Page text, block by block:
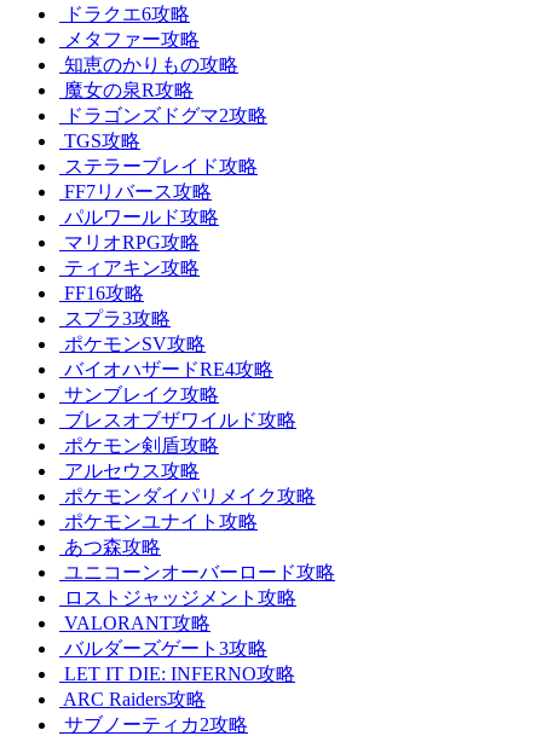
ドラクエ6攻略
メタファー攻略
知恵のかりもの攻略
魔女の泉R攻略
ドラゴンズドグマ2攻略
TGS攻略
ステラーブレイド攻略
FF7リバース攻略
パルワールド攻略
マリオRPG攻略
ティアキン攻略
FF16攻略
スプラ3攻略
ポケモンSV攻略
バイオハザードRE4攻略
サンブレイク攻略
ブレスオブザワイルド攻略
ポケモン剣盾攻略
アルセウス攻略
ポケモンダイパリメイク攻略
ポケモンユナイト攻略
あつ森攻略
ユニコーンオーバーロード攻略
ロストジャッジメント攻略
VALORANT攻略
バルダーズゲート3攻略
LET IT DIE: INFERNO攻略
ARC Raiders攻略
サブノーティカ2攻略